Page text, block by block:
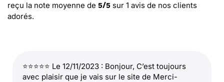
reçu la note moyenne de 5/5 sur 1 avis de nos clients
adorés.
⭐⭐⭐⭐⭐ Le 12/11/2023 : Bonjour, C’est toujours
avec plaisir que je vais sur le site de Merci-